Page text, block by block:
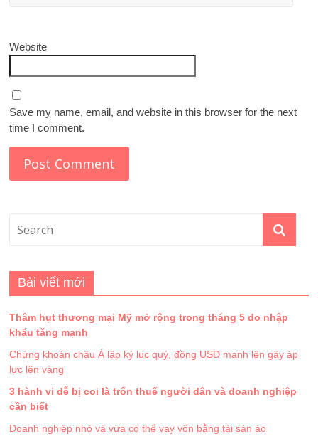
Website
Save my name, email, and website in this browser for the next
time I comment.
Bài viết mới
Thâm hụt thương mại Mỹ mở rộng trong tháng 5 do nhập
khẩu tăng mạnh
Chứng khoán châu Á lập kỷ lục quý, đồng USD mạnh lên gây áp
lực lên vàng
3 hành vi dễ bị coi là trốn thuế người dân và doanh nghiệp
cần biết
Doanh nghiệp nhỏ và vừa có thể vay vốn bằng tài sản ảo